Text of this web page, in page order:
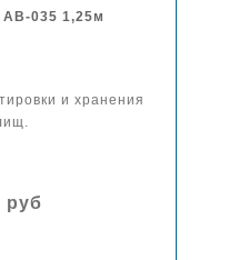
035 1,25м
и хранения
руб